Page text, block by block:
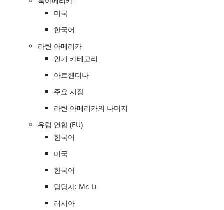
미국
한국어
라틴 아메리카
인기 카테고리
아르헨티나
주요 시장
라틴 아메리카의 나머지
유럽 연합 (EU)
한국어
미국
한국어
담당자: Mr. Li
러시아